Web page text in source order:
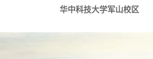
华中科技大学军山校区